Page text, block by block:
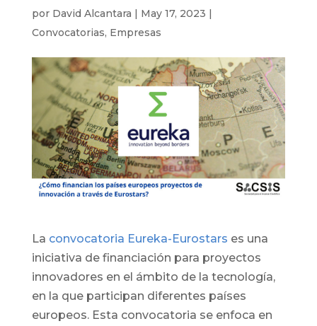
por David Alcantara | May 17, 2023 |
Convocatorias, Empresas
La convocatoria Eureka-Eurostars es una
iniciativa de financiación para proyectos
innovadores en el ámbito de la tecnología,
en la que participan diferentes países
europeos. Esta convocatoria se enfoca en